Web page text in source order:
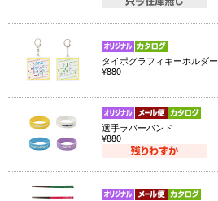
タイポグラフィキーホルダー
¥880
選手ラバーバンド
¥880